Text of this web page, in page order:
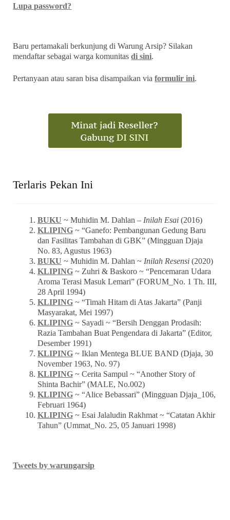
Lupa password?
Baru pertamakali berkunjung di Warung Arsip? Silakan
mendaftar sebagai warga komunitasdi sini.
Pertanyaan atau saran bisa disampaikan viaformulir ini.
Terlaris Pekan Ini
BUKU ~ Muhidin M. Dahlan – Inilah Esai(2016)
KLIPING~ “Ganefo: Pembangunan Gedung Baru
dan Fasilitas Tambahan di GBK” (Mingguan Djaja
No. 83, Agustus 1963)
BUKU ~ Muhidin M. Dahlan ~ Inilah Resensi(2020)
KLIPING~ Zuhri & Baskoro ~ “Pencemaran Udara
Aroma Terasi Masuk Lemari” (FORUM_No. 1 Th. III,
28 April 1994)
KLIPING~ “Timah Hitam di Atas Jakarta” (Panji
Masyarakat, Mei 1997)
KLIPING~ Sayadi ~ “Bersih Denggan Prodasih:
Razia Tambahan Buat Pengendara di Jakarta” (Editor,
Desember 1991)
KLIPING~ Iklan Mentega BLUE BAND (Djaja, 30
November 1963, No. 97)
KLIPING~ Cerita Sampul ~ “Another Story of
Shinta Bachir” (MALE, No.002)
KLIPING~ “Alice Bebassari” (Mingguan Djaja_106,
Februari 1964)
KLIPING~ Esai Jalaludin Rakhmat ~ “Catatan Akhir
Tahun” (Ummat_No. 25, 05 Januari 1998)
Tweets by warungarsip